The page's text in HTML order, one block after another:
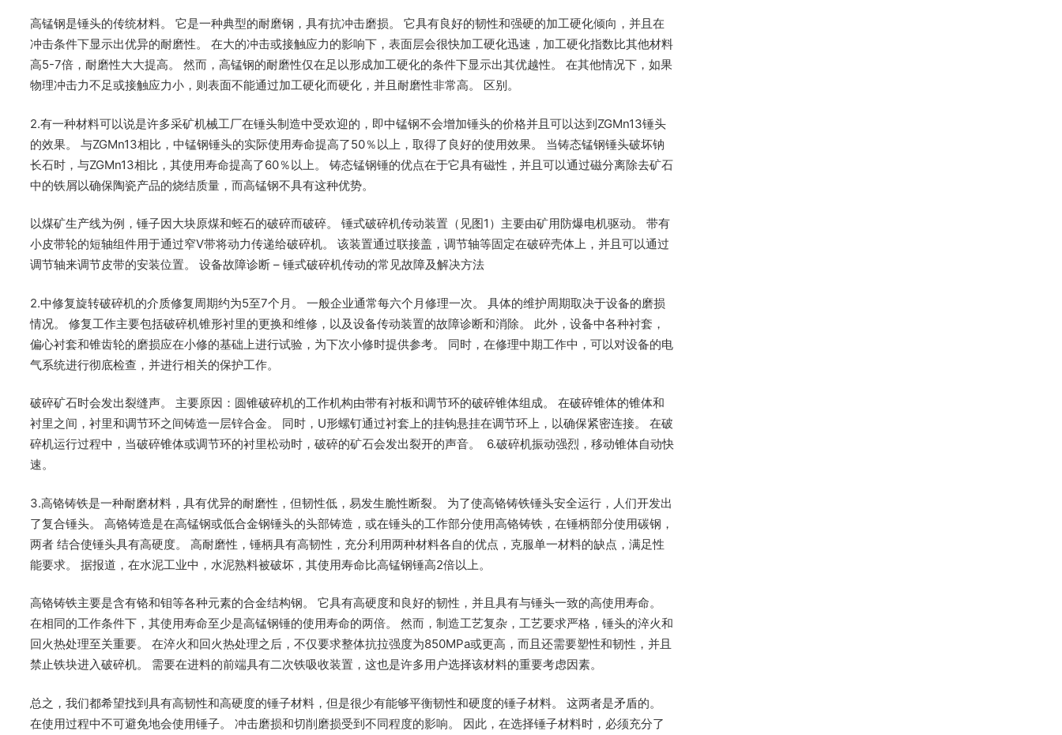
高锰钢是锤头的传统材料。 它是一种典型的耐磨钢，具有抗冲击磨损。 它具有良好的韧性和强硬的加工硬化倾向，并且在
冲击条件下显示出优异的耐磨性。 在大的冲击或接触应力的影响下，表面层会很快加工硬化迅速，加工硬化指数比其他材料
高5-7倍，耐磨性大大提高。 然而，高锰钢的耐磨性仅在足以形成加工硬化的条件下显示出其优越性。 在其他情况下，如果
物理冲击力不足或接触应力小，则表面不能通过加工硬化而硬化，并且耐磨性非常高。 区别。
2.有一种材料可以说是许多采矿机械工厂在锤头制造中受欢迎的，即中锰钢不会增加锤头的价格并且可以达到ZGMn13锤头
的效果。 与ZGMn13相比，中锰钢锤头的实际使用寿命提高了50％以上，取得了良好的使用效果。 当铸态锰钢锤头破坏钠
长石时，与ZGMn13相比，其使用寿命提高了60％以上。 铸态锰钢锤的优点在于它具有磁性，并且可以通过磁分离除去矿石
中的铁屑以确保陶瓷产品的烧结质量，而高锰钢不具有这种优势。
以煤矿生产线为例，锤子因大块原煤和蛭石的破碎而破碎。 锤式破碎机传动装置（见图1）主要由矿用防爆电机驱动。 带有
小皮带轮的短轴组件用于通过窄V带将动力传递给破碎机。 该装置通过联接盖，调节轴等固定在破碎壳体上，并且可以通过
调节轴来调节皮带的安装位置。 设备故障诊断 – 锤式破碎机传动的常见故障及解决方法
2.中修复旋转破碎机的介质修复周期约为5至7个月。 一般企业通常每六个月修理一次。 具体的维护周期取决于设备的磨损
情况。 修复工作主要包括破碎机锥形衬里的更换和维修，以及设备传动装置的故障诊断和消除。 此外，设备中各种衬套，
偏心衬套和锥齿轮的磨损应在小修的基础上进行试验，为下次小修时提供参考。 同时，在修理中期工作中，可以对设备的电
气系统进行彻底检查，并进行相关的保护工作。
破碎矿石时会发出裂缝声。 主要原因：圆锥破碎机的工作机构由带有衬板和调节环的破碎锥体组成。 在破碎锥体的锥体和
衬里之间，衬里和调节环之间铸造一层锌合金。 同时，U形螺钉通过衬套上的挂钩悬挂在调节环上，以确保紧密连接。 在破
碎机运行过程中，当破碎锥体或调节环的衬里松动时，破碎的矿石会发出裂开的声音。 6.破碎机振动强烈，移动锥体自动快
速。
3.高铬铸铁是一种耐磨材料，具有优异的耐磨性，但韧性低，易发生脆性断裂。 为了使高铬铸铁锤头安全运行，人们开发出
了复合锤头。 高铬铸造是在高锰钢或低合金钢锤头的头部铸造，或在锤头的工作部分使用高铬铸铁，在锤柄部分使用碳钢，
两者 结合使锤头具有高硬度。 高耐磨性，锤柄具有高韧性，充分利用两种材料各自的优点，克服单一材料的缺点，满足性
能要求。 据报道，在水泥工业中，水泥熟料被破坏，其使用寿命比高锰钢锤高2倍以上。
高铬铸铁主要是含有铬和钼等各种元素的合金结构钢。 它具有高硬度和良好的韧性，并且具有与锤头一致的高使用寿命。
在相同的工作条件下，其使用寿命至少是高锰钢锤的使用寿命的两倍。 然而，制造工艺复杂，工艺要求严格，锤头的淬火和
回火热处理至关重要。 在淬火和回火热处理之后，不仅要求整体抗拉强度为850MPa或更高，而且还需要塑性和韧性，并且
禁止铁块进入破碎机。 需要在进料的前端具有二次铁吸收装置，这也是许多用户选择该材料的重要考虑因素。
总之，我们都希望找到具有高韧性和高硬度的锤子材料，但是很少有能够平衡韧性和硬度的锤子材料。 这两者是矛盾的。
在使用过程中不可避免地会使用锤子。 冲击磨损和切削磨损受到不同程度的影响。 因此，在选择锤子材料时，必须充分了